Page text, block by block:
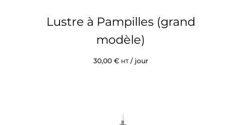
Lustre à Pampilles (grand
modèle)
30,00 € HT/ jour